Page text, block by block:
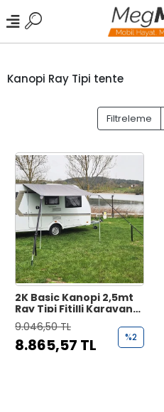
Kanopi Ray Tipi tente
Filtreleme
2K Basic Kanopi 2,5mt
Ray Tipi Fitilli Karavan
Tente
9.046,50 TL
8.865,57 TL %2